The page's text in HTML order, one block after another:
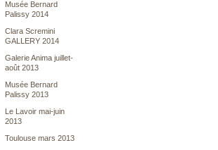
Musée Bernard
Palissy 2014
Clara Scremini
GALLERY 2014
Galerie Anima juillet-
août 2013
Musée Bernard
Palissy 2013
Le Lavoir mai-juin
2013
Toulouse mars 2013